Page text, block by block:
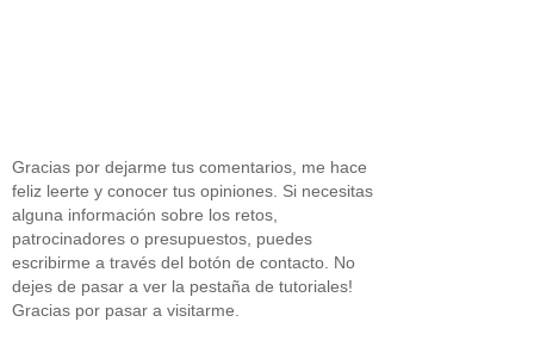
Gracias por dejarme tus comentarios, me hace
feliz leerte y conocer tus opiniones. Si necesitas
alguna información sobre los retos,
patrocinadores o presupuestos, puedes
escribirme a través del botón de contacto. No
dejes de pasar a ver la pestaña de tutoriales!
Gracias por pasar a visitarme.